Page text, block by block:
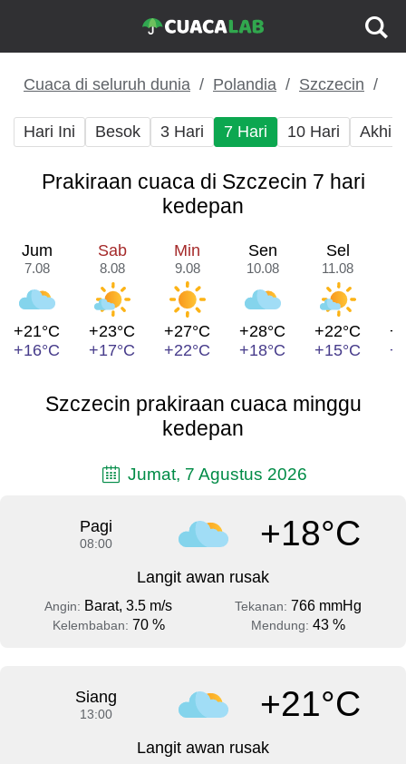
Cuaca di seluruh dunia Polandia Szczecin
Hari Ini Besok 3 Hari 7 Hari 10 Hari Akhir
Prakiraan cuaca di Szczecin 7 hari
kedepan
Jum
7.08
+21°C
+16°C
Sab
8.08
+23°C
+17°C
Min
9.08
+27°C
+22°C
Sen
10.08
+28°C
+18°C
Sel
11.08
+22°C
+15°C
Szczecin prakiraan cuaca minggu
kedepan
Jumat, 7 Agustus 2026
Pagi
08:00 +18°C
Langit awan rusak
Angin: Barat, 3.5 m/s Tekanan: 766 mmHg
Kelembaban: 70 % Mendung: 43 %
Siang
13:00 +21°C
Langit awan rusak